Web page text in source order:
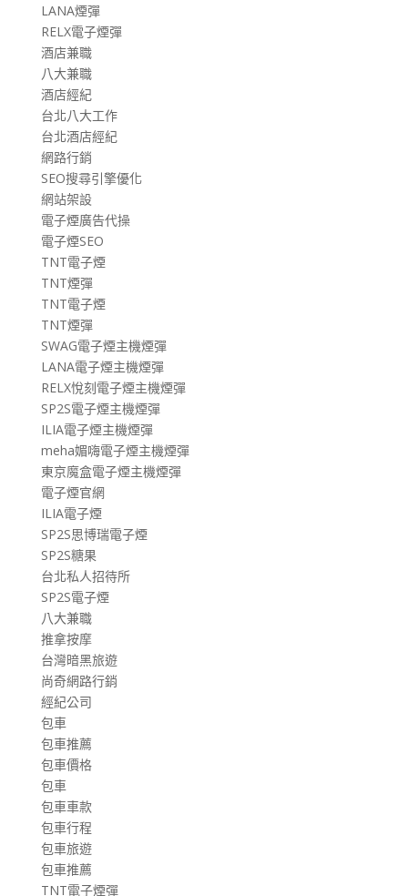
LANA煙彈
RELX電子煙彈
酒店兼職
八大兼職
酒店經紀
台北八大工作
台北酒店經紀
網路行銷
SEO搜尋引擎優化
網站架設
電子煙廣告代操
電子煙SEO
TNT電子煙
TNT煙彈
TNT電子煙
TNT煙彈
SWAG電子煙主機煙彈
LANA電子煙主機煙彈
RELX悅刻電子煙主機煙彈
SP2S電子煙主機煙彈
ILIA電子煙主機煙彈
meha媚嗨電子煙主機煙彈
東京魔盒電子煙主機煙彈
電子煙官網
ILIA電子煙
SP2S思博瑞電子煙
SP2S糖果
台北私人招待所
SP2S電子煙
八大兼職
推拿按摩
台灣暗黑旅遊
尚奇網路行銷
經紀公司
包車
包車推薦
包車價格
包車
包車車款
包車行程
包車旅遊
包車推薦
TNT電子煙彈